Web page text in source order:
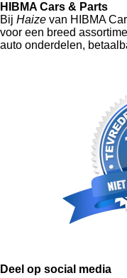
HIBMA Cars & Parts
Bij Haize van HIBMA
voor een breed
auto onderdelen,
Deel op social media